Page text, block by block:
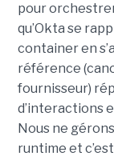
pour
qu’Okta se
container en
référence
fournisseur)
d’interactions
Nous ne
runtime et